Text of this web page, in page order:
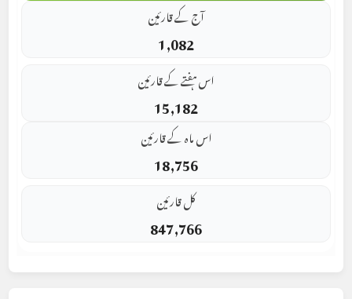
آج کے قارئین
1,082
اس ہفتے کے قارئین
15,182
اس ماہ کے قارئین
18,756
کل قارئین
847,766